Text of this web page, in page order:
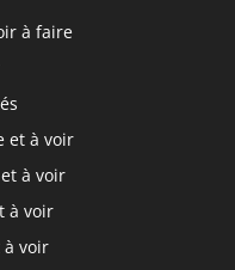
à faire
et à voir
à voir
à voir
à voir